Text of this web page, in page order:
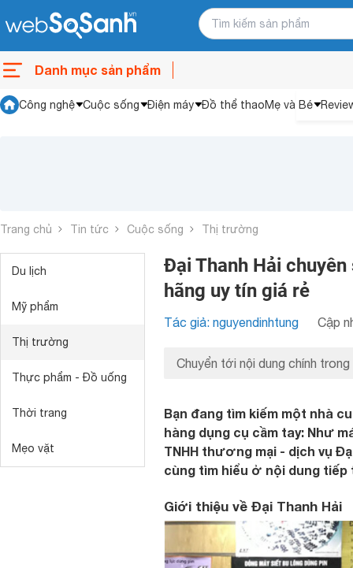
Danh mục sản phẩm
Công nghệ Cuộc sống Điện máy Đồ thể thaoMẹ và Bé
Trang chủ Tin tức Cuộc sống Thị trường
Du lịch
Mỹ phẩm
Thị trường
Thực phẩm - Đồ uống
Thời trang
Mẹo vặt
Đại Thanh Hải
hãng uy tín giá rẻ
Tác giả: nguyendinhtung Cập
Chuyển tới nội dung chính trong
Bạn đang tìm kiếm một nhà
hàng dụng cụ cầm tay: Như
TNHH thương mại - dịch vụ
cùng tìm hiểu ở nội dung tiếp
Giới thiệu về Đại Thanh Hải